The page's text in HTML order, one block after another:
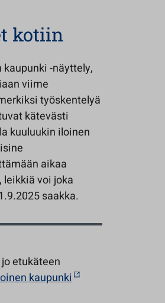
kotiin
-näyttely,
viime
työskentelyä
kätevästi
kuuluukin iloinen
aikaa
voi joka
saakka.
etukäteen
kaupunki